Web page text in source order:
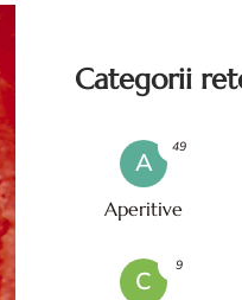
Categorii
A
Aperitive
49
C
9